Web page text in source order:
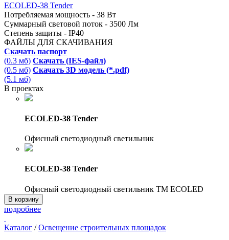
ECOLED-38 Tender
Потребляемая мощность - 38 Вт
Суммарный световой поток - 3500 Лм
Степень защиты - IP40
ФАЙЛЫ ДЛЯ СКАЧИВАНИЯ
Скачать паспорт
(0.3 мб) Скачать (IES-файл)
(0.5 мб) Скачать 3D модель (*.pdf)
(5.1 мб)
В проектах
ECOLED-38 Tender
Офисный светодиодный светильник
ECOLED-38 Tender
Офисный светодиодный светильник TM ECOLED
В корзину
подробнее
Каталог / Освещение строительных площадок